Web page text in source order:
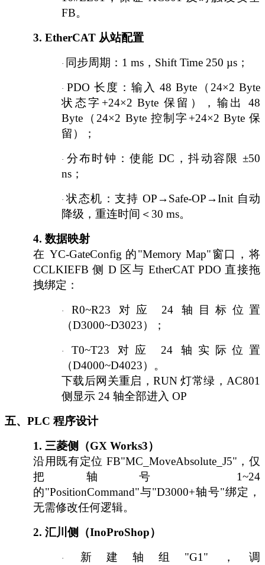
FB。
3. EtherCAT 从站配置
· 同步周期： 1 ms，Shift Time 250 µs；
· PDO 长度：输入 48 Byte（24×2 Byte
状态字+24×2 Byte 保留），输出 48
Byte（24×2 Byte 控制字+24×2 Byte 保
留）；
·分布时钟：使能 DC，抖动容限 ±50
ns；
·状态机：支持 OP→Safe-OP→Init 自动
降级，重连时间＜30 ms。
4. 数据映射
在 YC-GateConfig 的"Memory Map"窗口，将
CCLKIEFB 侧 D 区与 EtherCAT PDO 直接拖
拽绑定：
· R0~R23 对应 24 轴目标位置
（D3000~D3023）；
· T0~T23 对应 24 轴实际位置
（D4000~D4023）。
下载后网关重启，RUN 灯常绿，AC801
侧显示 24 轴全部进入 OP
五、 PLC 程序设计
1. 三菱侧（GX Works3）
沿用既有定位 FB"MC_MoveAbsolute_J5"，仅
把轴号 1~24
的"PositionCommand"与"D3000+轴号"绑定，
无需修改任何逻辑。
2. 汇川侧（InoProShop）
· 新建轴组 "G1"，调